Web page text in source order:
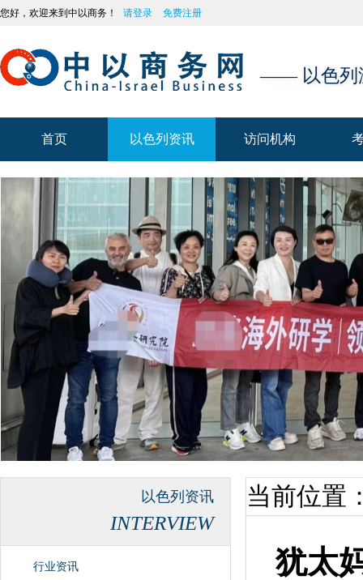
您好，欢迎来到中以商务！ 请登录 免费注册
—— 以色列
首页
首页
以色列资讯
以色列资讯
访问机构
访问机构
以色列资讯
INTERVIEW
行业资讯
当前位置
犹太